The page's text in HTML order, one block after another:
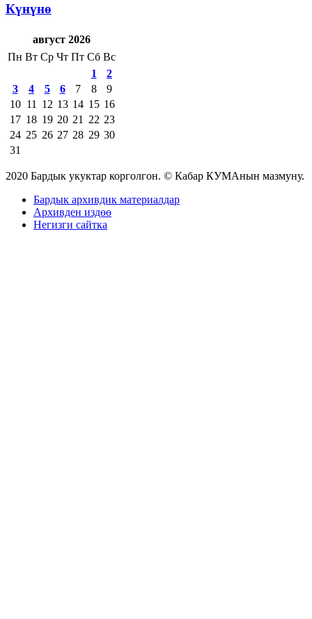
Күнүнө
август 2026
Пн Вт Ср Чт Пт Сб Вс
1
2
3
4 5 6 7 8
9
10 11 12 13 14 15 16
17 18 19 20 21 22 23
24 25 26 27 28 29 30
31
2020 Бардык укуктар корголгон. © Кабар КУМАнын мазмуну.
Бардык архивдик материалдар
Архивден издөө
Негизги сайтка